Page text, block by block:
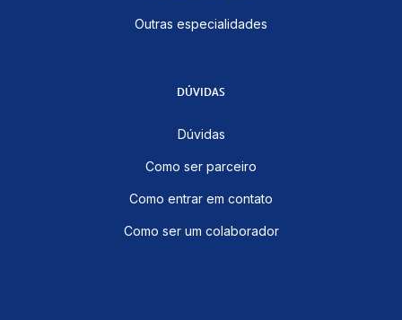
Outras especialidades
DÚVIDAS
Dúvidas
Como ser parceiro
Como entrar em contato
Como ser um colaborador